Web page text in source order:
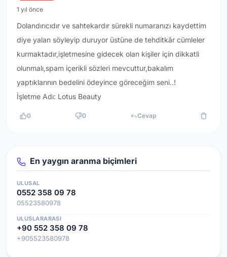
1 yıl önce
Dolandırıcıdır ve sahtekardır sürekli numaranızı kaydettim
diye yalan söyleyip duruyor üstüne de tehditkâr cümleler
kurmaktadır,işletmesine gidecek olan kişiler için dikkatli
olunmalı,spam içerikli sözleri mevcuttur,bakalım
yaptıklarının bedelini ödeyince göreceğim seni..!
İşletme Adı: Lotus Beauty
0 0 Cevap
En yaygın aranma biçimleri
ULUSAL
0552 358 09 78
05523580978
ULUSLARARASI
+90 552 358 09 78
+905523580978